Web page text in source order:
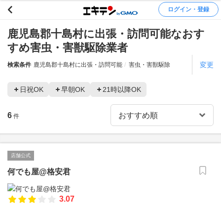
ログイン・登録
鹿児島郡十島村に出張・訪問可能なおす
すめ害虫・害獣駆除業者
検索条件 鹿児島郡十島村に出張・訪問可能 害虫・害獣駆除 変更
日祝OK 早朝OK 21時以降OK
6 件
店舗公式
何でも屋@格安君
3.07